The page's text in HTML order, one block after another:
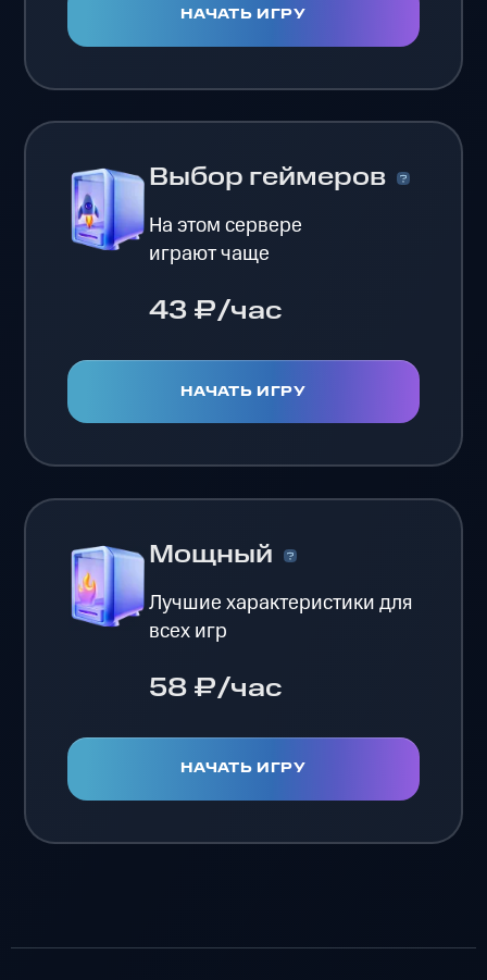
НАЧАТЬ ИГРУ
Выбор геймеров
На этом сервере
играют чаще
43 ₽/час
НАЧАТЬ ИГРУ
Мощный
Лучшие характеристики для
всех игр
58 ₽/час
НАЧАТЬ ИГРУ